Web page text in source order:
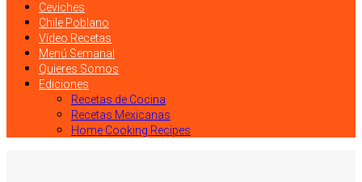
Ceviches
Chile Poblano
Vídeo Recetas
Menú Semanal
Quieres Somos
Ediciones
Recetas de Cocina
Recetas Mexicanas
Home Cooking Recipes